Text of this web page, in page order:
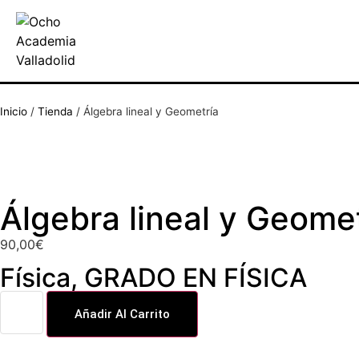
Inicio / Tienda / Álgebra lineal y Geometría
Álgebra lineal y
90,00€
Física, GRADO EN FÍSICA
Añadir Al Carrito